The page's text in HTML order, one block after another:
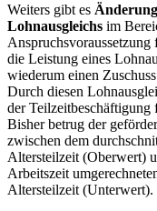
Weiters gibt es
Lohnausgleichs im
die Leistung eines
wiederum einen
Durch diesen
der Teilzeitbeschäftigung
Bisher betrug der
zwischen dem
Altersteilzeit (Oberwert)
Arbeitszeit
Altersteilzeit (Unterwert).